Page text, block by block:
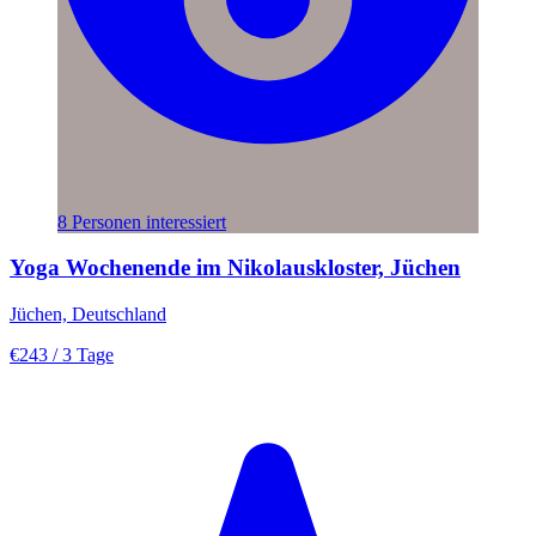
8 Personen interessiert
Yoga Wochenende im Nikolauskloster, Jüchen
Jüchen, Deutschland
€243 / 3 Tage